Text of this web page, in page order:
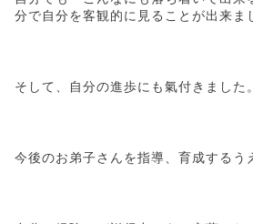
分で自分を客観的に見ることが出来ま
そして、自分の進歩にも氣付きました。
今後のお弟子さんを指導、育成するう